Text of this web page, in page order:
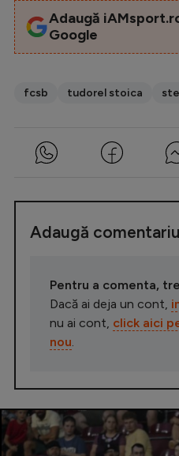
Adaugă
Google
fcsb tudorel stoica
Adaugă comentariu
Pentru a comenta,
Dacă ai deja un cont,
nu ai cont, click aici
nou